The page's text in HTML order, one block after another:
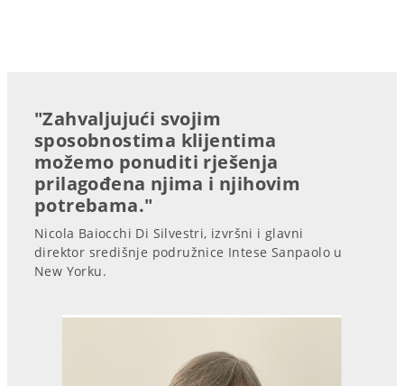
"Zahvaljujući svojim
sposobnostima klijentima
možemo ponuditi rješenja
prilagođena njima i njihovim
potrebama."
Nicola Baiocchi Di Silvestri, izvršni i glavni
direktor središnje podružnice Intese Sanpaolo u
New Yorku.